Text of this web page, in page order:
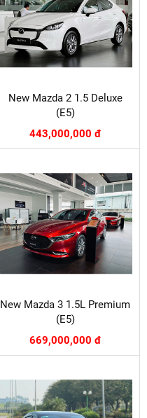
New Mazda 2 1.5 Deluxe
(E5)
443,000,000 đ
New Mazda 3 1.5L Premium
(E5)
669,000,000 đ